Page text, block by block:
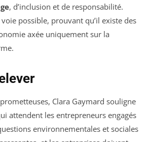
, d’inclusion et de responsabilité.
possible, prouvant qu’il existe des
axée uniquement sur la
Clara Gaymard souligne
attendent les entrepreneurs engagés
environnementales et sociales